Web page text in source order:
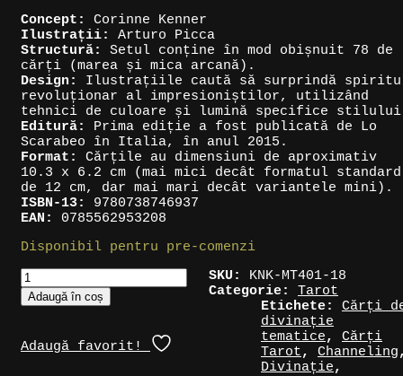
Concept:
Corinne Kenner
Ilustrații:
Arturo Picca
Structură:
Setul conține în mod obișnuit 78 de
cărți (marea și mica arcană).
Design:
Ilustrațiile caută să surprindă
revoluționar al impresioniștilor, utilizând
tehnici de culoare și lumină specifice
Editură:
Prima ediție a fost publicată de Lo
Scarabeo în Italia, în anul 2015.
Format:
Cărțile au dimensiuni de aproximativ
10.3 x 6.2 cm (mai mici decât formatul standard
de 12 cm, dar mai mari decât variantele mini).
ISBN-13:
9780738746937
EAN:
0785562953208
Disponibil pentru pre-comenzi
Cantitate
Cărți
Tarot
Tarot
Adaugă în coș
Adaugă favorit!
SKU: KNK-MT401-18
Categorie: Tarot
Etichete: Cărți
divinație
tematice, Cărți
Tarot, Channeling
Divinație,